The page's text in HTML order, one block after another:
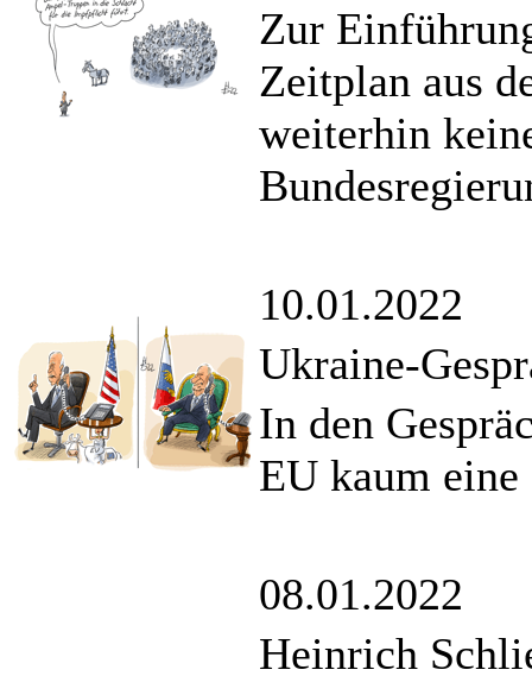
Zur
Zeitplan aus
weiterhin
10.01.2022
Ukraine-
In den
EU kaum
08.01.2022
Heinrich